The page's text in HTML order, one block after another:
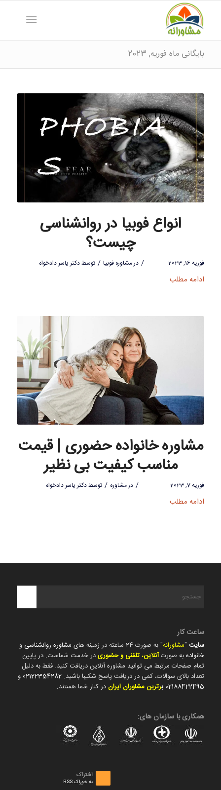
بایگانی ماه فوریه, 2023
انواع فوبیا در روانشناسی
چیست؟
فوریه 16, 2023 / درمشاوره فوبیا / توسطدکتر یاسر دادخواه
ادامه مطلب
مشاوره خانواده حضوری | قیمت
مناسب کیفیت بی نظیر
فوریه 7, 2023 / درمشاوره / توسطدکتر یاسر دادخواه
ادامه مطلب
ساعت کار
سایت"مشاورانه" به صورت 24 ساعته در زمینه های مشاوره روانشناسی و
خانوادهبه صورتآنلاین، تلفنی و حضوریدر خدمت شماست. در پایین
تمام صفحات مرتبط می توانید مشاوره آنلاین دریافت کنید. فقط به دلیل
تعداد بالای سوالات، کمی در دریافت پاسخ شکیبا باشید. 02122354282 و
02188422495 برترین مشاوران ایراندر کنار شما هستند.
همکاری با سازمان های:
اشتراک
به خوراک RSS